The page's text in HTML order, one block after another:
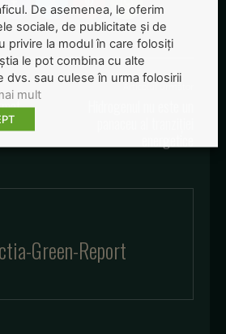
Articolul următor
Green-Report
De asemenea, le oferim
sociale, de publicitate și de
privire la modul în care folosiți
le pot combina cu alte
dvs. sau culese în urma folosirii
mult